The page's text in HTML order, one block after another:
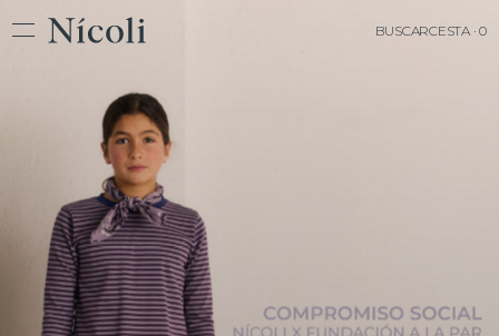
BUSCARCESTA · 0